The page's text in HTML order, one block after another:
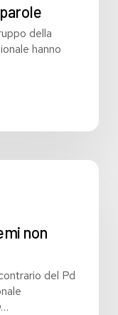
della
hanno
non
del Pd